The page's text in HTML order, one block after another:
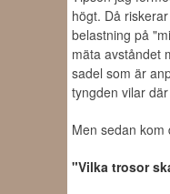
högt. Då
belastning på
mäta avståndet
sadel som är
tyngden vilar
Men sedan kom
"Vilka trosor